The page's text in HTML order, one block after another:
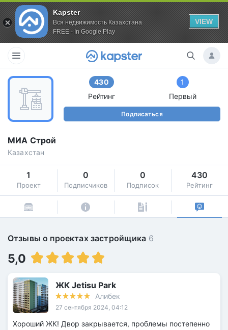
Kapster
Вся недвижимость Казахстана
FREE - In Google Play
VIEW
430
Рейтинг
1
Первый
Подписаться
МИА Строй
Казахстан
1
Проект
0
Подписчиков
0
Подписок
430
Рейтинг
Отзывы о проектах застройщика 6
5,0
ЖК Jetisu Park
Алибек
27 сентября 2024, 04:12
Хороший ЖК! Двор закрывается, проблемы постепенно